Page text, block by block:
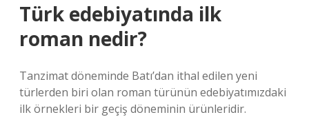
Türk edebiyatında ilk
roman nedir?
Tanzimat döneminde Batı’dan ithal edilen yeni
türlerden biri olan roman türünün edebiyatımızdaki
ilk örnekleri bir geçiş döneminin ürünleridir.